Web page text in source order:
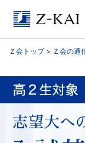
Ｚ
会
の
通
信
Ｚ会トップ> Ｚ会の通